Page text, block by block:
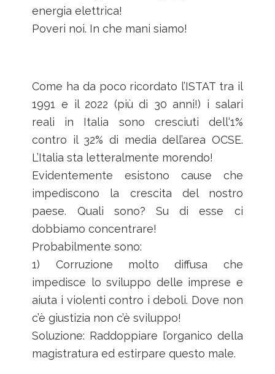
energia elettrica!
Poveri noi. In che mani siamo!
Come ha da poco ricordato l’ISTAT tra il
1991 e il 2022 (più di 30 anni!) i salari
reali in Italia sono cresciuti dell‘1%
contro il 32% di media dell’area OCSE.
L’Italia sta letteralmente morendo!
Evidentemente esistono cause che
impediscono la crescita del nostro
paese. Quali sono? Su di esse ci
dobbiamo concentrare!
Probabilmente sono:
1) Corruzione molto diffusa che
impedisce lo sviluppo delle imprese e
aiuta i violenti contro i deboli. Dove non
c’è giustizia non c’è sviluppo!
Soluzione: Raddoppiare l’organico della
magistratura ed estirpare questo male.